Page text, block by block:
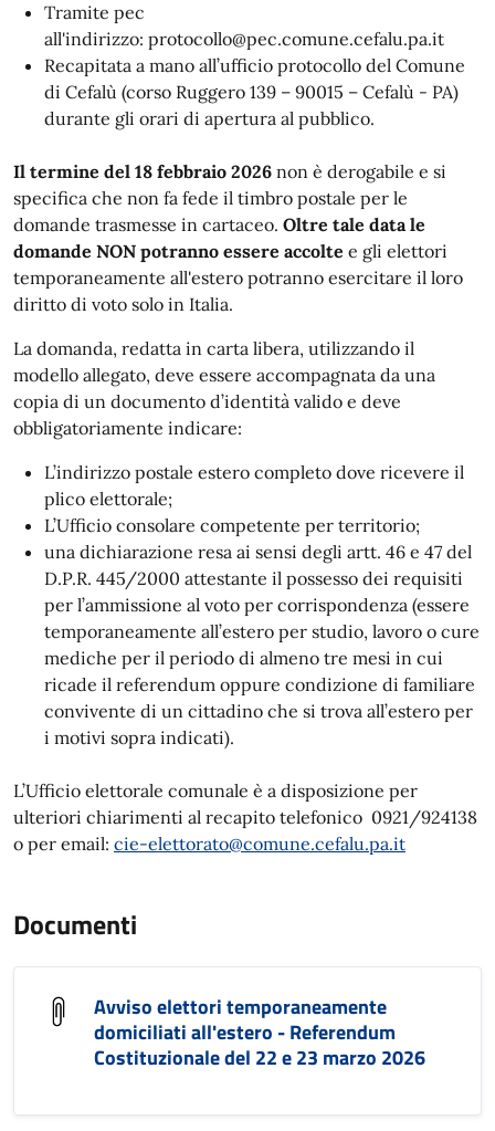
Tramite pec
all'indirizzo: protocollo@pec.comune.cefalu.pa.it
Recapitata a mano all’ufficio protocollo del Comune
di Cefalù (corso Ruggero 139 – 90015 – Cefalù - PA)
durante gli orari di apertura al pubblico.
Il termine del 18 febbraio 2026 non è derogabile e si
specifica che non fa fede il timbro postale per le
domande trasmesse in cartaceo. Oltre tale data le
domande NON potranno essere accolte e gli elettori
temporaneamente all'estero potranno esercitare il loro
diritto di voto solo in Italia.
La domanda, redatta in carta libera, utilizzando il
modello allegato, deve essere accompagnata da una
copia di un documento d’identità valido e deve
obbligatoriamente indicare:
L’indirizzo postale estero completo dove ricevere il
plico elettorale;
L’Ufficio consolare competente per territorio;
una dichiarazione resa ai sensi degli artt. 46 e 47 del
D.P.R. 445/2000 attestante il possesso dei requisiti
per l’ammissione al voto per corrispondenza (essere
temporaneamente all’estero per studio, lavoro o cure
mediche per il periodo di almeno tre mesi in cui
ricade il referendum oppure condizione di familiare
convivente di un cittadino che si trova all’estero per
i motivi sopra indicati).
L’Ufficio elettorale comunale è a disposizione per
ulteriori chiarimenti al recapito telefonico 0921/924138
o per email: cie-elettorato@comune.cefalu.pa.it
Documenti
Avviso elettori temporaneamente
domiciliati all'estero - Referendum
Costituzionale del 22 e 23 marzo 2026